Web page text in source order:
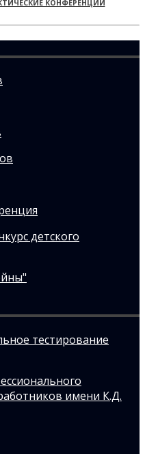
КОНФЕРЕНЦИИ
детского
тестирование
имени К.Д.